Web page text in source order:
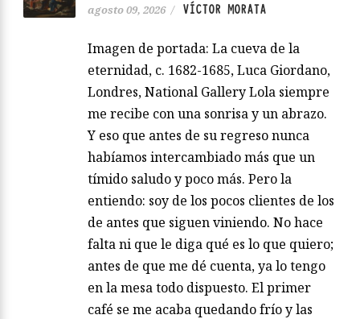
agosto 09, 2026 / VÍCTOR MORATA
Imagen de portada: La cueva de la
eternidad, c. 1682-1685, Luca Giordano,
Londres, National Gallery Lola siempre
me recibe con una sonrisa y un abrazo.
Y eso que antes de su regreso nunca
habíamos intercambiado más que un
tímido saludo y poco más. Pero la
entiendo: soy de los pocos clientes de los
de antes que siguen viniendo. No hace
falta ni que le diga qué es lo que quiero;
antes de que me dé cuenta, ya lo tengo
en la mesa todo dispuesto. El primer
café se me acaba quedando frío y las